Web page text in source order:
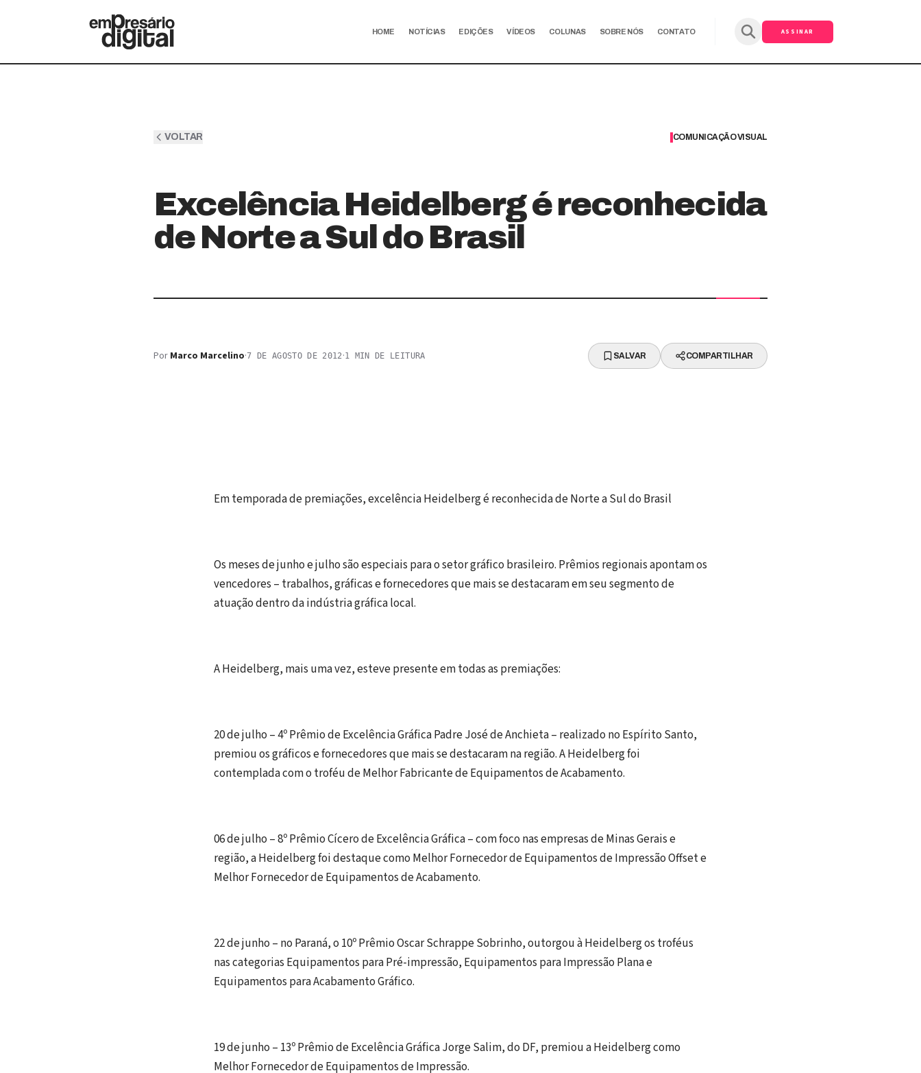
HOME NOTÍCIAS EDIÇÕES VÍDEOS COLUNAS SOBRE NÓS CONTATO ASSINAR
VOLTAR COMUNICAÇÃO VISUAL
Excelência Heidelberg é reconhecida
de Norte a Sul do Brasil
Por Marco Marcelino·7 DE AGOSTO DE 2012·1 MIN DE LEITURA SALVAR COMPARTILHAR
Em temporada de premiações, excelência Heidelberg é reconhecida de Norte a Sul do Brasil
Os meses de junho e julho são especiais para o setor gráfico brasileiro. Prêmios regionais apontam os
vencedores – trabalhos, gráficas e fornecedores que mais se destacaram em seu segmento de
atuação dentro da indústria gráfica local.
A Heidelberg, mais uma vez, esteve presente em todas as premiações:
20 de julho – 4º Prêmio de Excelência Gráfica Padre José de Anchieta – realizado no Espírito Santo,
premiou os gráficos e fornecedores que mais se destacaram na região. A Heidelberg foi
contemplada com o troféu de Melhor Fabricante de Equipamentos de Acabamento.
06 de julho – 8º Prêmio Cícero de Excelência Gráfica – com foco nas empresas de Minas Gerais e
região, a Heidelberg foi destaque como Melhor Fornecedor de Equipamentos de Impressão Offset e
Melhor Fornecedor de Equipamentos de Acabamento.
22 de junho – no Paraná, o 10º Prêmio Oscar Schrappe Sobrinho, outorgou à Heidelberg os troféus
nas categorias Equipamentos para Pré-impressão, Equipamentos para Impressão Plana e
Equipamentos para Acabamento Gráfico.
19 de junho – 13º Prêmio de Excelência Gráfica Jorge Salim, do DF, premiou a Heidelberg como
Melhor Fornecedor de Equipamentos de Impressão.